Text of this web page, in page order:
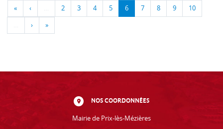
« ‹ … 2 3 4 5 6 7 8 9 10
… › »
NOS COORDONNÉES
Mairie de Prix-lès-Mézières